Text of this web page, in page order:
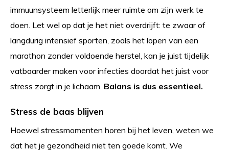
immuunsysteem letterlijk meer ruimte om zijn werk te
doen. Let wel op dat je het niet overdrijft: te zwaar of
langdurig intensief sporten, zoals het lopen van een
marathon zonder voldoende herstel, kan je juist tijdelijk
vatbaarder maken voor infecties doordat het juist voor
stress zorgt in je lichaam. Balans is dus essentieel.
Stress de baas blijven
Hoewel stressmomenten horen bij het leven, weten we
dat het je gezondheid niet ten goede komt. We